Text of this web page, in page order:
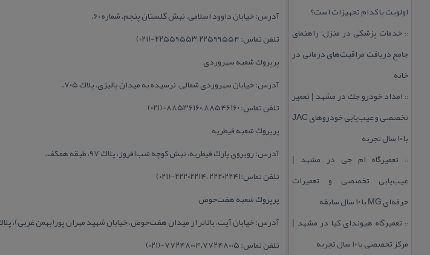
اولویت با كدام تجهیزات است؟
:: خدمات پزشكی در منزل؛ راهنمای
جامع دریافت مراقبت‌های درمانی در
خانه
:: امداد خودرو جك در مشهد | تعمیر
تخصصی و عیب‌یابی خودروهای JAC
با ۱۰ سال تجربه
:: تعمیرگاه ام جی در مشهد |
عیب‌یابی تخصصی و تعمیرات
حرفه‌ای MG با ۱۰ سال سابقه
:: تعمیرگاه هیوندای كیا در مشهد |
مركز تخصصی با ۱۰ سال تجربه
آدرس: خیابان داوود اسلامی، نبش گلستان پنجم، شماره ۶۰.
تلفن تماس: ۲۲۵۵۹۵۵۳،۲۲۵۹۹۵۵۴-(۰۲۱)
پرپروك شعبه سهروردی
آدرس: خیابان سهروردی شمالی، نرسیده به میدان پالیزی، پلاك ۷۰۵.
تلفن تماس: ۸۸۵۳۶۱۶۰،۸۸۵۴۶۱۶۰-(۰۲۱)
پرپروك شعبه قیطریه
آدرس: روبروی پارك قیطریه، نبش كوچه شب‌افروز، پلاك ۹۷، طبقه همكف.
تلفن تماس:۲۲۲۰۲۲۴۱ ،۲۲۲۰۲۲۱۴-(۰۲۱)
پرپروك شعبه هفت‌حوض
آدرس: خیابان آیت، بالاتر از میدان هفت‌حوض، خیابان شهید مهران پور(بهمن غربی)، پلاك
تلفن تماس: ۷۷۲۴۸۰۰۴،۷۷۲۴۸۰۰۵-(۰۲۱)